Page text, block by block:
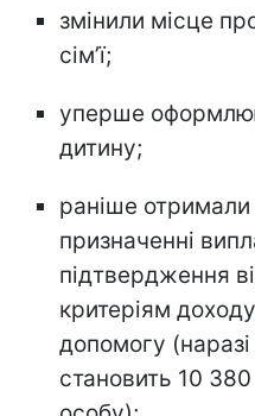
змінили місце
сімʼї;
уперше
дитину;
раніше отримали
призначенні
підтвердження
критеріям
допомогу
становить 10